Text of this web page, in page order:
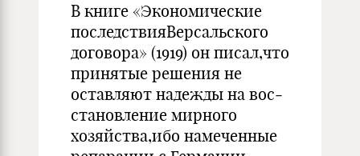
В книге «Экономические
последствияВерсальского
договора» (1919) он писал,что
принятые решения не
оставляют надежды на вос­
становление мирного
хозяйства,ибо намеченные